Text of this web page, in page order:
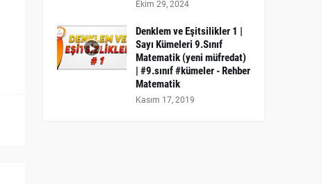
Ekim 29, 2024
Denklem ve Eşitsilikler 1 |
Sayı Kümeleri 9.Sınıf
Matematik (yeni müfredat)
| #9.sınıf #kümeler - Rehber
Matematik
Kasım 17, 2019